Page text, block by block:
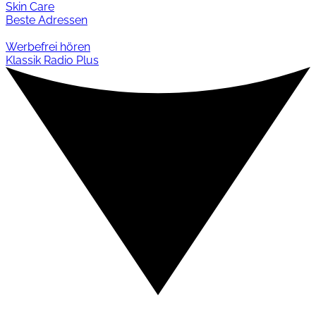
Skin Care
Beste Adressen
Werbefrei hören
Klassik Radio Plus